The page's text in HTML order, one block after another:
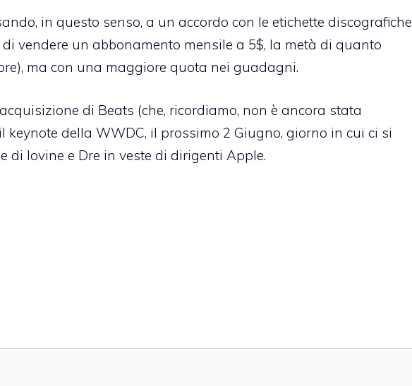
in questo senso, a un accordo con le etichette discografiche
vendere un abbonamento mensile a 5$, la metà di quanto
ma con una maggiore quota nei guadagni.
di Beats (che, ricordiamo, non è ancora stata
della WWDC, il prossimo 2 Giugno, giorno in cui ci si
Iovine e Dre in veste di dirigenti Apple.